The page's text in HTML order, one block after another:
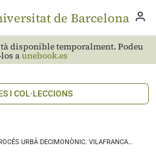
disponible temporalment. Podeu
aunebook.es
I COL·LECCIONS
URBÀ DECIMONÒNIC. VILAFRANCA…